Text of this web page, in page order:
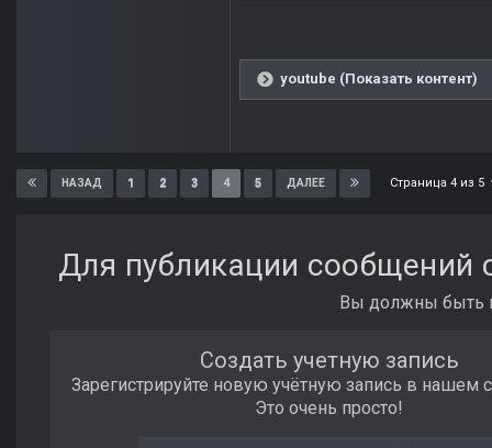
youtube (Показать контент)
НАЗАД 1 2 3 4 5 ДАЛЕЕ Страница 4 из 5
Для публикации сообщений
Вы должны быть
Создать учетную запись
Зарегистрируйте новую учётную запись в нашем
Это очень просто!